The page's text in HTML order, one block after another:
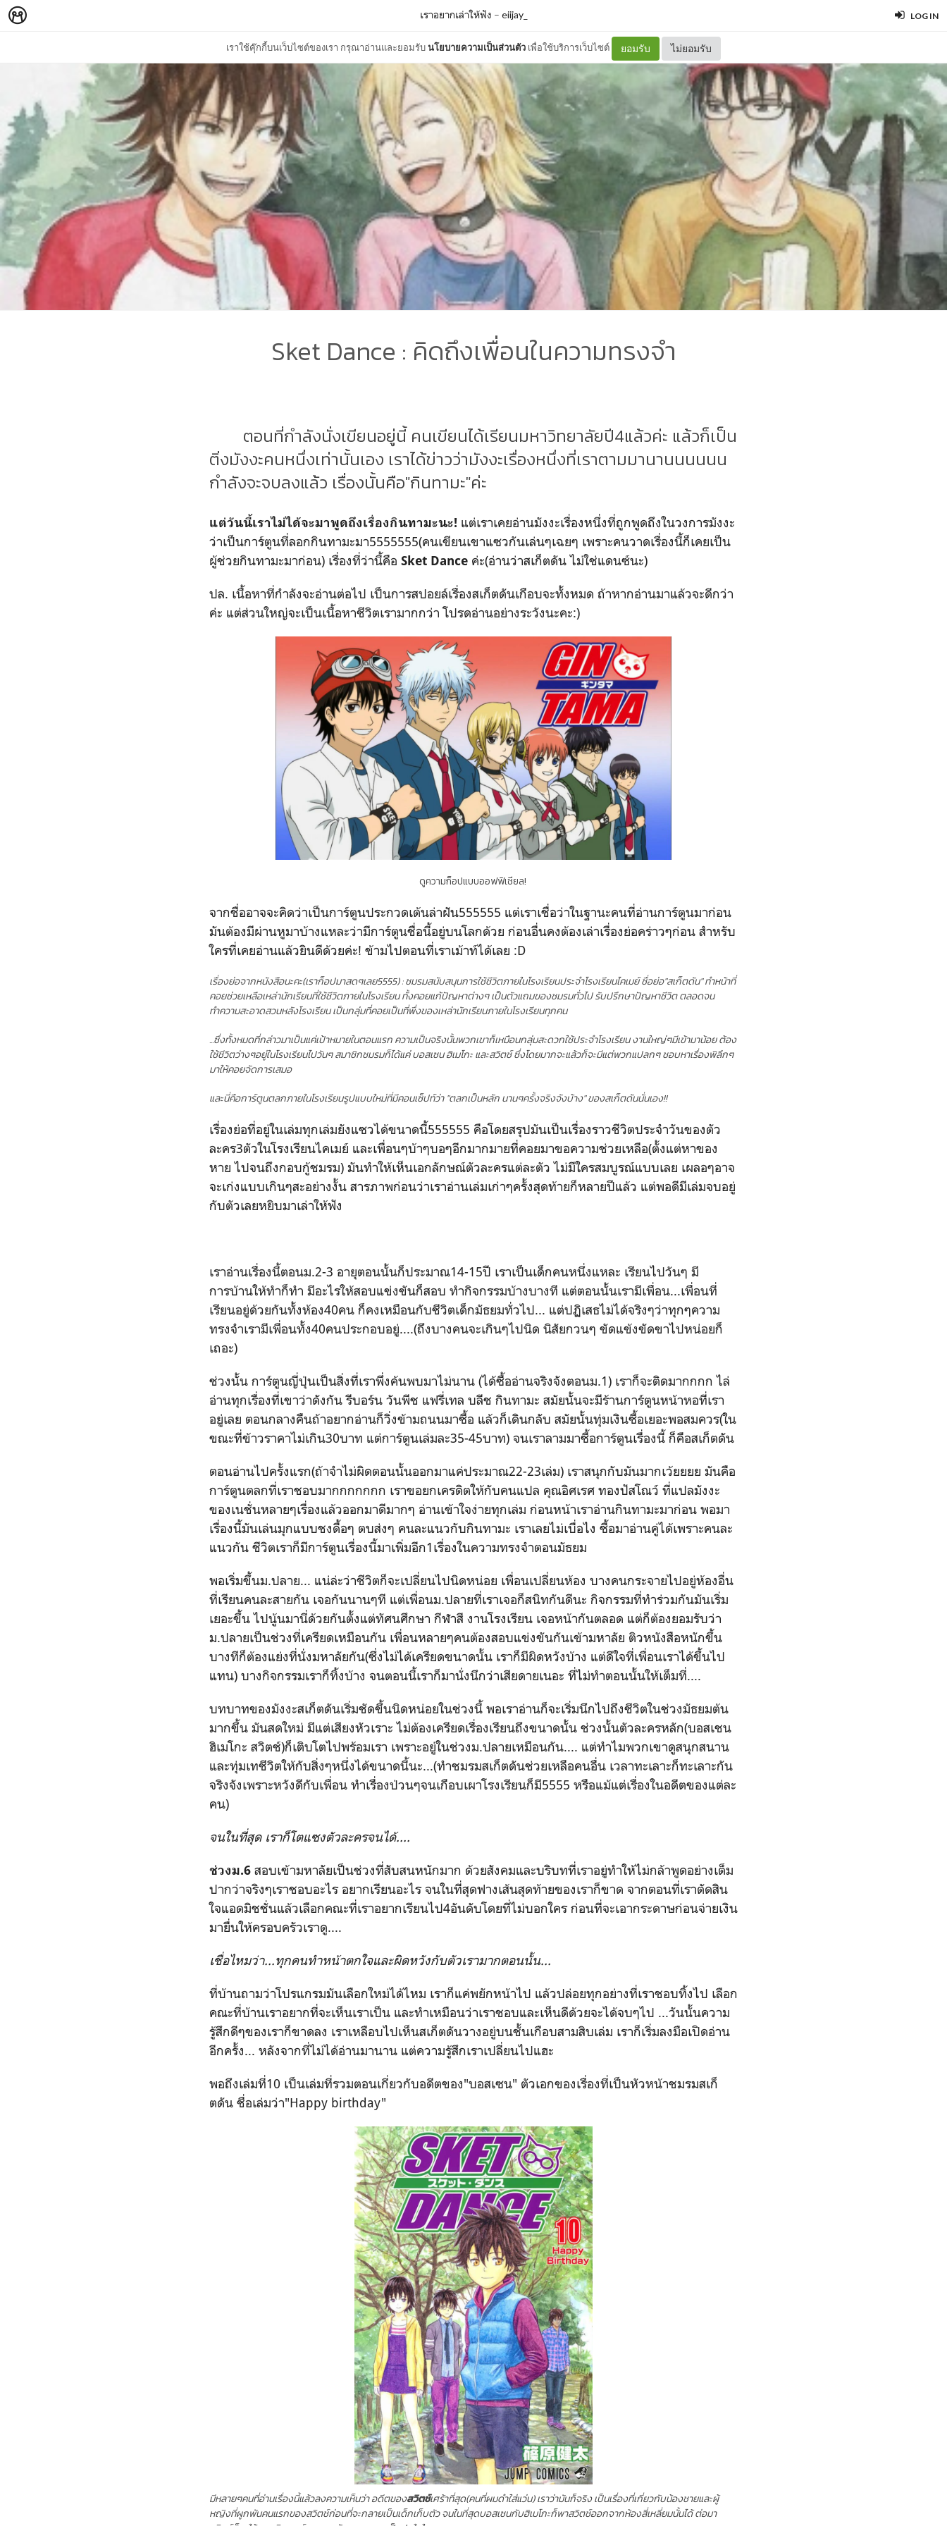
LOG IN
เราใช้คุ๊กกี้บนเว็บไซต์ของเรา กรุณาอ่านและยอมรับนโยบายความเป็นส่วนตัว เพื่อใช้บริการเว็บไซต์ ยอมรับ ไม่ยอมรับ
เราอยากเล่าให้ฟัง – eiijay_
Sket Dance : คิดถึงเพื่อนในความทรงจำ
ตอนที่กำลังนั่งเขียนอยู่นี้ คนเขียนได้เรียนมหาวิทยาลัยปี4แล้วค่ะ แล้วก็เป็น
ติ่งมังงะคนหนึ่งเท่านั้นเอง เราได้ข่าวว่ามังงะเรื่องหนึ่งที่เราตามมานานนนนนน
กำลังจะจบลงแล้ว เรื่องนั้นคือ"กินทามะ"ค่ะ
แต่วันนี้เราไม่ได้จะมาพูดถึงเรื่องกินทามะนะ! แต่เราเคยอ่านมังงะเรื่องหนึ่งที่ถูกพูดถึงในวงการมังงะ
ว่าเป็นการ์ตูนที่ลอกกินทามะมา5555555(คนเขียนเขาแซวกันเล่นๆเฉยๆ เพราะคนวาดเรื่องนี้ก็เคยเป็น
ผู้ช่วยกินทามะมาก่อน) เรื่องที่ว่านี้คือ Sket Dance ค่ะ(อ่านว่าสเก็ตดัน ไม่ใช่แดนซ์นะ)
ปล. เนื้อหาที่กำลังจะอ่านต่อไป เป็นการสปอยล์เรื่องสเก็ตดันเกือบจะทั้งหมด ถ้าหากอ่านมาแล้วจะดีกว่า
ค่ะ แต่ส่วนใหญ่จะเป็นเนื้อหาชีวิตเรามากกว่า โปรดอ่านอย่างระวังนะคะ:)
ดูความก็อปแบบออฟฟิเชียล!
จากชื่ออาจจะคิดว่าเป็นการ์ตูนประกวดเต้นล่าฝัน555555 แต่เราเชื่อว่าในฐานะคนที่อ่านการ์ตูนมาก่อน
มันต้องมีผ่านหูมาบ้างแหละว่ามีการ์ตูนชื่อนี้อยู่บนโลกด้วย ก่อนอื่นคงต้องเล่าเรื่องย่อคร่าวๆก่อน สำหรับ
ใครที่เคยอ่านแล้วยินดีด้วยค่ะ! ข้ามไปตอนที่เราเม้าท์ได้เลย :D
เรื่องย่อจากหนังสือนะคะ(เราก็อปมาสดๆเลย5555) : ชมรมสนับสนุนการใช้ชีวิตภายในโรงเรียนประจำโรงเรียนไคเมย์ ชื่อย่อ"สเก็ตดัน" ทำหน้าที่
คอยช่วยเหลือเหล่านักเรียนที่ใช้ชีวิตภายในโรงเรียน ทั้งคอยแก้ปัญหาต่างๆ เป็นตัวแถมของชมรมทั่วไป รับปรึกษาปัญหาชีวิต ตลอดจน
ทำความสะอาดสวนหลังโรงเรียน เป็นกลุ่มที่คอยเป็นที่พึ่งของเหล่านักเรียนภายในโรงเรียนทุกคน
...ซึ่งทั้งหมดที่กล่าวมาเป็นแค่เป้าหมายในตอนแรก ความเป็นจริงนั้นพวกเขาก็เหมือนกลุ่มสะดวกใช้ประจำโรงเรียน งานใหญ่ๆมีเข้ามาน้อย ต้อง
ใช้ชีวิตว่างๆอยู่ในโรงเรียนไปวันๆ สมาชิกชมรมก็ได้แค่ บอสเซน ฮิเมโกะ และสวิตช์ ซึ่งโดยมากจะแล้วก็จะมีแต่พวกแปลกๆ ชอบหาเรื่องพิลึกๆ
มาให้คอยจัดการเสมอ
และนี่คือการ์ตูนตลกภายในโรงเรียนรูปแบบใหม่ที่มีคอนเซ็ปท์ว่า "ตลกเป็นหลัก นานๆครั้งจริงจังบ้าง" ของสเก็ตดันนั่นเอง!!
เรื่องย่อที่อยู่ในเล่มทุกเล่มยังแซวได้ขนาดนี้555555 คือโดยสรุปมันเป็นเรื่องราวชีวิตประจำวันของตัว
ละคร3ตัวในโรงเรียนไคเมย์ และเพื่อนๆบ้าๆบอๆอีกมากมายที่คอยมาขอความช่วยเหลือ(ตั้งแต่หาของ
หาย ไปจนถึงกอบกู้ชมรม) มันทำให้เห็นเอกลักษณ์ตัวละครแต่ละตัว ไม่มีใครสมบูรณ์แบบเลย เผลอๆอาจ
จะเก่งแบบเกินๆสะอย่างงั้น สารภาพก่อนว่าเราอ่านเล่มเก่าๆครั้งสุดท้ายก็หลายปีแล้ว แต่พอดีมีเล่มจบอยู่
กับตัวเลยหยิบมาเล่าให้ฟัง
เราอ่านเรื่องนี้ตอนม.2-3 อายุตอนนั้นก็ประมาณ14-15ปี เราเป็นเด็กคนหนึ่งแหละ เรียนไปวันๆ มี
การบ้านให้ทำก็ทำ มีอะไรให้สอบแข่งขันก็สอบ ทำกิจกรรมบ้างบางที แต่ตอนนั้นเรามีเพื่อน...เพื่อนที่
เรียนอยู่ด้วยกันทั้งห้อง40คน ก็คงเหมือนกับชีวิตเด็กมัธยมทั่วไป... แต่ปฏิเสธไม่ได้จริงๆว่าทุกๆความ
ทรงจำเรามีเพื่อนทั้ง40คนประกอบอยู่....(ถึงบางคนจะเกินๆไปนิด นิสัยกวนๆ ขัดแข้งขัดขาไปหน่อยก็
เถอะ)
ช่วงนั้น การ์ตูนญี่ปุ่นเป็นสิ่งที่เราพึ่งค้นพบมาไม่นาน (ได้ซื้ออ่านจริงจังตอนม.1) เราก็จะติดมากกกก ไล่
อ่านทุกเรื่องที่เขาว่าดังกัน รีบอร์น วันพีช แฟรี่เทล บลีช กินทามะ สมัยนั้นจะมีร้านการ์ตูนหน้าหอที่เรา
อยู่เลย ตอนกลางคืนถ้าอยากอ่านก็วิ่งข้ามถนนมาซื้อ แล้วก็เดินกลับ สมัยนั้นทุ่มเงินซื้อเยอะพอสมควร(ใน
ขณะที่ข้าวราคาไม่เกิน30บาท แต่การ์ตูนเล่มละ35-45บาท) จนเราลามมาซื้อการ์ตูนเรื่องนี้ ก็คือสเก็ตดัน
ตอนอ่านไปครั้งแรก(ถ้าจำไม่ผิดตอนนั้นออกมาแค่ประมาณ22-23เล่ม) เราสนุกกับมันมากเว้ยยยย มันคือ
การ์ตูนตลกที่เราชอบมากกกกกกก เราขอยกเครดิตให้กับคนแปล คุณอิศเรศ ทองปัสโณว์ ที่แปลมังงะ
ของเนชั่นหลายๆเรื่องแล้วออกมาดีมากๆ อ่านเข้าใจง่ายทุกเล่ม ก่อนหน้าเราอ่านกินทามะมาก่อน พอมา
เรื่องนี้มันเล่นมุกแบบชงดื้อๆ ตบส่งๆ คนละแนวกับกินทามะ เราเลยไม่เบื่อไง ซื้อมาอ่านคู่ได้เพราะคนละ
แนวกัน ชีวิตเราก็มีการ์ตูนเรื่องนี้มาเพิ่มอีก1เรื่องในความทรงจำตอนมัธยม
พอเริ่มขึ้นม.ปลาย... แน่ล่ะว่าชีวิตก็จะเปลี่ยนไปนิดหน่อย เพื่อนเปลี่ยนห้อง บางคนกระจายไปอยู่ห้องอื่น
ที่เรียนคนละสายกัน เจอกันนานๆที แต่เพื่อนม.ปลายที่เราเจอก็สนิทกันดีนะ กิจกรรมที่ทำร่วมกันมันเริ่ม
เยอะขึ้น ไปนู้นมานี่ด้วยกันตั้งแต่ทัศนศึกษา กีฬาสี งานโรงเรียน เจอหน้ากันตลอด แต่ก็ต้องยอมรับว่า
ม.ปลายเป็นช่วงที่เครียดเหมือนกัน เพื่อนหลายๆคนต้องสอบแข่งขันกันเข้ามหาลัย ติวหนังสือหนักขึ้น
บางทีก็ต้องแย่งที่นั่งมหาลัยกัน(ซึ่งไม่ได้เครียดขนาดนั้น เราก็มีผิดหวังบ้าง แต่ดีใจที่เพื่อนเราได้ขึ้นไป
แทน) บางกิจกรรมเราก็ทิ้งบ้าง จนตอนนี้เราก็มานั่งนึกว่าเสียดายเนอะ ที่ไม่ทำตอนนั้นให้เต็มที่....
บทบาทของมังงะสเก็ตดันเริ่มชัดขึ้นนิดหน่อยในช่วงนี้ พอเราอ่านก็จะเริ่มนึกไปถึงชีวิตในช่วงมัธยมต้น
มากขึ้น มันสดใหม่ มีแต่เสียงหัวเราะ ไม่ต้องเครียดเรื่องเรียนถึงขนาดนั้น ช่วงนั้นตัวละครหลัก(บอสเชน
ฮิเมโกะ สวิตช์)ก็เติบโตไปพร้อมเรา เพราะอยู่ในช่วงม.ปลายเหมือนกัน.... แต่ทำไมพวกเขาดูสนุกสนาน
และทุ่มเทชีวิตให้กับสิ่งๆหนึ่งได้ขนาดนี้นะ...(ทำชมรมสเก็ตดันช่วยเหลือคนอื่น เวลาทะเลาะก็ทะเลาะกัน
จริงจังเพราะหวังดีกับเพื่อน ทำเรื่องป่วนๆจนเกือบเผาโรงเรียนก็มี5555 หรือแม้แต่เรื่องในอดีตของแต่ละ
คน)
จนในที่สุด เราก็โตแซงตัวละครจนได้....
ช่วงม.6 สอบเข้ามหาลัยเป็นช่วงที่สับสนหนักมาก ด้วยสังคมและบริบทที่เราอยู่ทำให้ไม่กล้าพูดอย่างเต็ม
ปากว่าจริงๆเราชอบอะไร อยากเรียนอะไร จนในที่สุดฟางเส้นสุดท้ายของเราก็ขาด จากตอนที่เราตัดสิน
ใจแอดมิชชั่นแล้วเลือกคณะที่เราอยากเรียนไป4อันดับโดยที่ไม่บอกใคร ก่อนที่จะเอากระดาษก่อนจ่ายเงิน
มายื่นให้ครอบครัวเราดู....
เชื่อไหมว่า...ทุกคนทำหน้าตกใจและผิดหวังกับตัวเรามากตอนนั้น...
ที่บ้านถามว่าโปรแกรมมันเลือกใหม่ได้ไหม เราก็แค่พยักหน้าไป แล้วปล่อยทุกอย่างที่เราชอบทิ้งไป เลือก
คณะที่บ้านเราอยากที่จะเห็นเราเป็น และทำเหมือนว่าเราชอบและเห็นดีด้วยจะได้จบๆไป ...วันนั้นความ
รู้สึกดีๆของเราก็ขาดลง เราเหลือบไปเห็นสเก็ตดันวางอยู่บนชั้นเกือบสามสิบเล่ม เราก็เริ่มลงมือเปิดอ่าน
อีกครั้ง... หลังจากที่ไม่ได้อ่านมานาน แต่ความรู้สึกเราเปลี่ยนไปแฮะ
พอถึงเล่มที่10 เป็นเล่มที่รวมตอนเกี่ยวกับอดีตของ"บอสเซน" ตัวเอกของเรื่องที่เป็นหัวหน้าชมรมสเก็
ตดัน ชื่อเล่มว่า"Happy birthday"
มีหลายๆคนที่อ่านเรื่องนี้แล้วลงความเห็นว่า อดีตของสวิตช์เศร้าที่สุด(คนที่ผมดำใส่แว่น) เราว่ามันก็จริง เป็นเรื่องที่เกี่ยวกับน้องชายและผู้
หญิงที่ผูกพันคนแรกของสวิตช์ก่อนที่จะกลายเป็นเด็กเก็บตัว จนในที่สุดบอสเซนกับฮิเมโกะก็พาสวิตช์ออกจากห้องสี่เหลี่ยมนั้นได้ ต่อมา